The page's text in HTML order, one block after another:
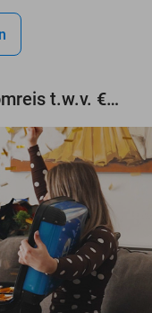
Maak gratis kans op een droomreis t.w.v. €3.000!